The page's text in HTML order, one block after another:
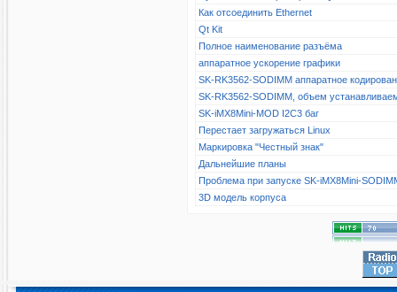
Как отсоединить Ethernet
Qt Kit
Полное наименование разъёма
аппаратное ускорение графики
SK-RK3562-SODIMM аппаратное
SK-RK3562-SODIMM, объем
SK-iMX8Mini-MOD I2C3 баг
Перестает загружаться Linux
Маркировка "Честный знак"
Дальнейшие планы
Проблема при запуске SK-iMX8Mini-
3D модель корпуса